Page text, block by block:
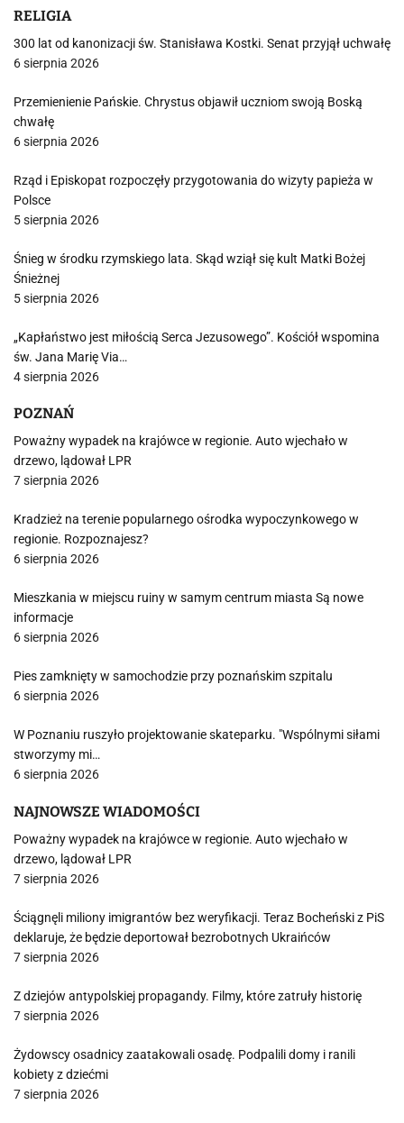
RELIGIA
300 lat od kanonizacji św. Stanisława Kostki. Senat przyjął uchwałę
6 sierpnia 2026
Przemienienie Pańskie. Chrystus objawił uczniom swoją Boską
chwałę
6 sierpnia 2026
Rząd i Episkopat rozpoczęły przygotowania do wizyty papieża w
Polsce
5 sierpnia 2026
Śnieg w środku rzymskiego lata. Skąd wziął się kult Matki Bożej
Śnieżnej
5 sierpnia 2026
„Kapłaństwo jest miłością Serca Jezusowego”. Kościół wspomina
św. Jana Marię Via…
4 sierpnia 2026
POZNAŃ
Poważny wypadek na krajówce w regionie. Auto wjechało w
drzewo, lądował LPR
7 sierpnia 2026
Kradzież na terenie popularnego ośrodka wypoczynkowego w
regionie. Rozpoznajesz?
6 sierpnia 2026
Mieszkania w miejscu ruiny w samym centrum miasta Są nowe
informacje
6 sierpnia 2026
Pies zamknięty w samochodzie przy poznańskim szpitalu
6 sierpnia 2026
W Poznaniu ruszyło projektowanie skateparku. "Wspólnymi siłami
stworzymy mi…
6 sierpnia 2026
NAJNOWSZE WIADOMOŚCI
Poważny wypadek na krajówce w regionie. Auto wjechało w
drzewo, lądował LPR
7 sierpnia 2026
Ściągnęli miliony imigrantów bez weryfikacji. Teraz Bocheński z PiS
deklaruje, że będzie deportował bezrobotnych Ukraińców
7 sierpnia 2026
Z dziejów antypolskiej propagandy. Filmy, które zatruły historię
7 sierpnia 2026
Żydowscy osadnicy zaatakowali osadę. Podpalili domy i ranili
kobiety z dziećmi
7 sierpnia 2026